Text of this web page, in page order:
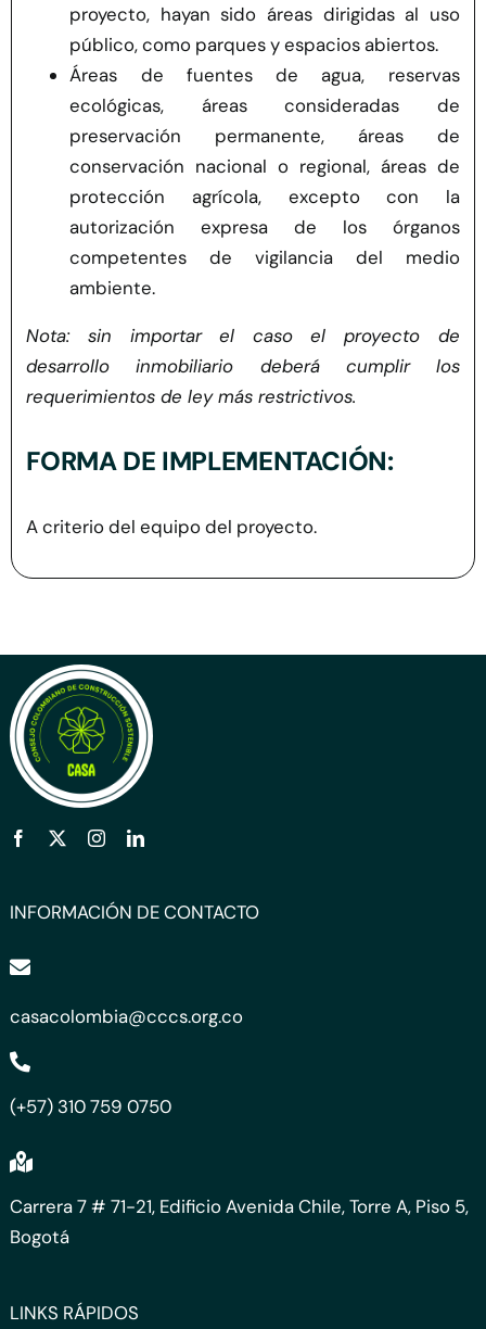
proyecto, hayan sido áreas dirigidas al uso
público, como parques y espacios abiertos.
Áreas de fuentes de agua, reservas
ecológicas, áreas consideradas de
preservación permanente, áreas de
conservación nacional o regional, áreas de
protección agrícola, excepto con la
autorización expresa de los órganos
competentes de vigilancia del medio
ambiente.
Nota: sin importar el caso el proyecto de
desarrollo inmobiliario deberá cumplir los
requerimientos de ley más restrictivos.
FORMA DE IMPLEMENTACIÓN:
A criterio del equipo del proyecto.
INFORMACIÓN DE CONTACTO
casacolombia@cccs.org.co
(+57) 310 759 0750
Carrera 7 # 71-21, Edificio Avenida Chile, Torre A, Piso 5,
Bogotá
LINKS RÁPIDOS